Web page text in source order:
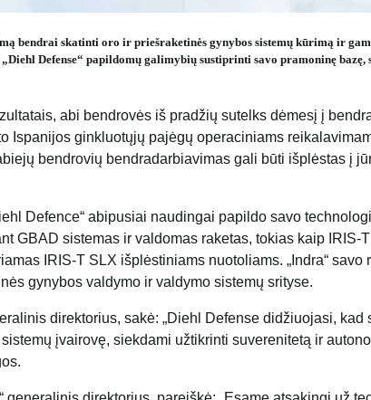
bendrai skatinti oro ir priešraketinės gynybos sistemų kūrimą ir
„Diehl Defense“ papildomų galimybių sustiprinti savo pramoninę
abi bendrovės iš pradžių sutelks dėmesį į
Ispanijos ginkluotųjų pajėgų operaciniams
bendrovių bendradarbiavimas gali būti išplėstas į
Defence“ abipusiai naudingai papildo savo
GBAD sistemas ir valdomas raketas, tokias kaip IRIS-
IRIS-T SLX išplėstiniams nuotoliams. „Indra“ savo
gynybos valdymo ir valdymo sistemų srityse.
direktorius, sakė: „Diehl Defense didžiuojasi,
įvairovę, siekdami užtikrinti suverenitetą ir